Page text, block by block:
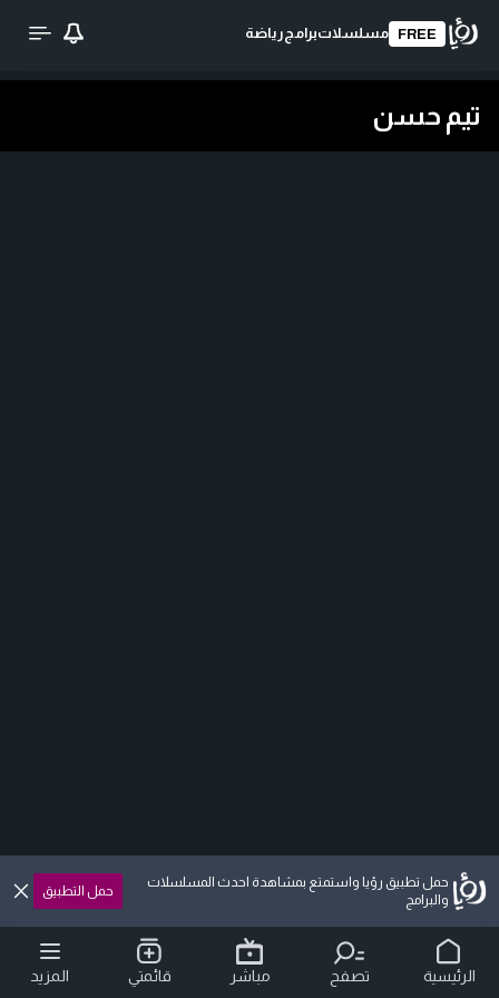
FREE مسلسلاتبرامج رياضة
تيم حسن
حمل تطبيق رؤيا واستمتع بمشاهدة احدث المسلسلات
والبرامج
حمل التطبيق
الرئيسية تصفح مباشر قائمتي المزيد